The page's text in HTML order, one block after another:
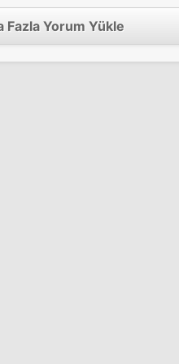
Fazla Yorum Yükle